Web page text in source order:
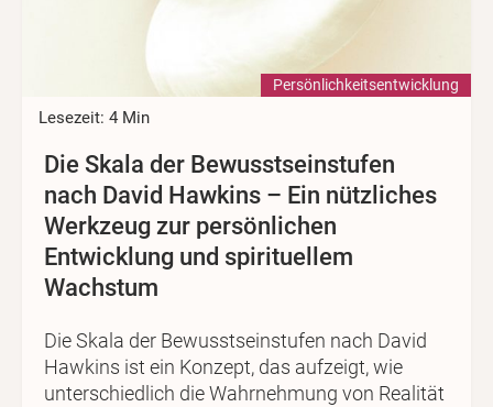
Persönlichkeits­entwicklung
Lesezeit: 4 Min
Die Skala der Bewusstseinstufen
nach David Hawkins – Ein nützliches
Werkzeug zur persönlichen
Entwicklung und spirituellem
Wachstum
Die Skala der Bewusstseinstufen nach David
Hawkins ist ein Konzept, das aufzeigt, wie
unterschiedlich die Wahrnehmung von Realität